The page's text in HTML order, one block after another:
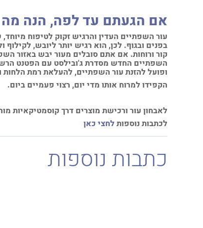
אם הגעתם עד לפה, הנה
עור השפתיים העדין והרגיש זקוק לטיפוח
בפנים ובגוף. לכן, הוא רגיש יותר ליובש,
קור ורוחות. אם אתם סובלים מעור יבש באזור
השפתיים החדש מסדרת ג'ובילסט עם הפטנט
ופועל להזנת עור השפתיים, להעלאת רמת
הקפידו למרוח אותו מדי יום, רצוי פעמיים ביום.
לאבחון עור ורכישת מוצרים דרך קוסמטיקאיות
לכתבות נוספותלחצי כאן
כתבות נוספות